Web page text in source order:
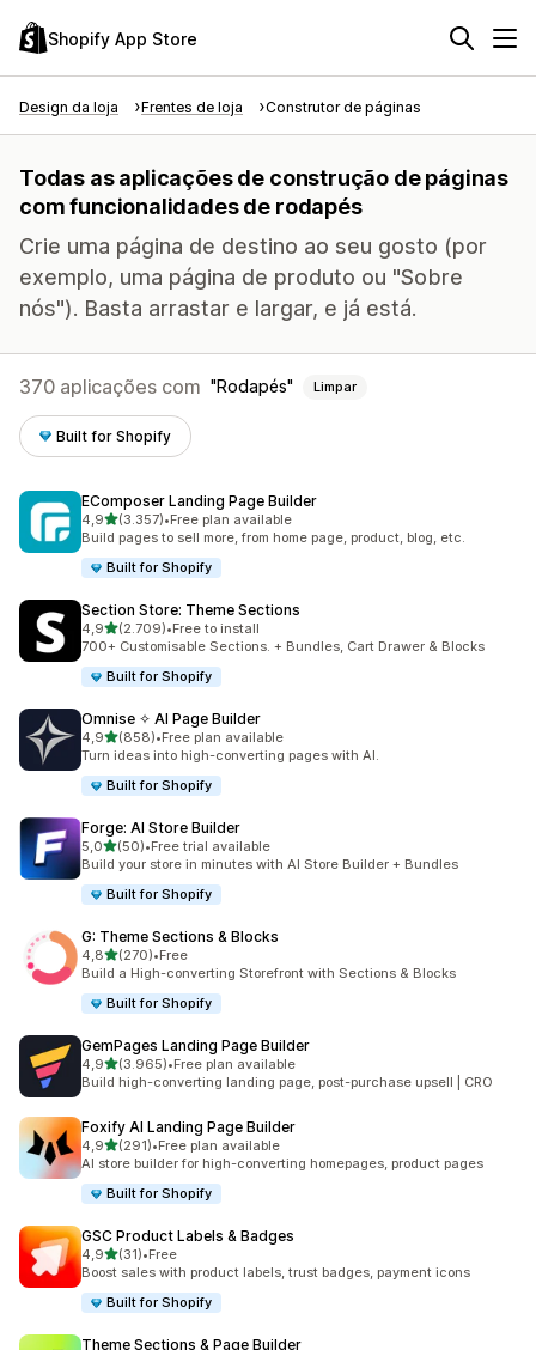
Shopify App Store
Design da loja Frentes de loja Construtor de páginas
Todas as aplicações de construção de páginas
com funcionalidades de rodapés
Crie uma página de destino ao seu gosto (por
exemplo, uma página de produto ou "Sobre
nós"). Basta arrastar e largar, e já está.
370 aplicações com Rodapés Limpar
Built for Shopify
EComposer Landing Page Builder
4,9de 5 estrelas
(3.357)
3357 total de avaliações
•Free plan available
Build pages to sell more, from home page, product, blog, etc.
Built for Shopify
Section Store: Theme Sections
4,9de 5 estrelas
(2.709)
2709 total de avaliações
•Free to install
700+ Customisable Sections. + Bundles, Cart Drawer & Blocks
Built for Shopify
Omnise ✧ AI Page Builder
4,9de 5 estrelas
(858)
858 total de avaliações
•Free plan available
Turn ideas into high-converting pages with AI.
Built for Shopify
Forge: AI Store Builder
5,0de 5 estrelas
(50)
50 total de avaliações
•Free trial available
Build your store in minutes with AI Store Builder + Bundles
Built for Shopify
G: Theme Sections & Blocks
4,8de 5 estrelas
(270)
270 total de avaliações
•Free
Build a High-converting Storefront with Sections & Blocks
Built for Shopify
GemPages Landing Page Builder
4,9de 5 estrelas
(3.965)
3965 total de avaliações
•Free plan available
Build high-converting landing page, post-purchase upsell | CRO
Foxify AI Landing Page Builder
4,9de 5 estrelas
(291)
291 total de avaliações
•Free plan available
AI store builder for high-converting homepages, product pages
Built for Shopify
GSC Product Labels & Badges
4,9de 5 estrelas
(31)
31 total de avaliações
•Free
Boost sales with product labels, trust badges, payment icons
Built for Shopify
Theme Sections & Page Builder